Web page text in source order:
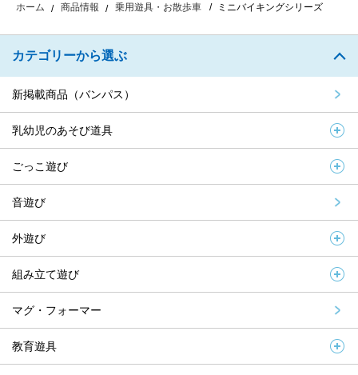
ホーム 商品情報 乗用遊具・お散歩車 ミニバイキングシリーズ
カテゴリーから選ぶ
新掲載商品（バンパス）
乳幼児のあそび道具
ごっこ遊び
音遊び
外遊び
組み立て遊び
マグ・フォーマー
教育遊具